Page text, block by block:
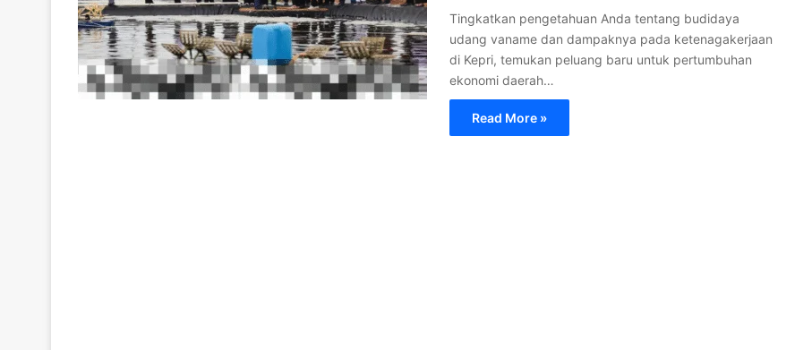
Tingkatkan pengetahuan Anda tentang budidaya
udang vaname dan dampaknya pada ketenagakerjaan
di Kepri, temukan peluang baru untuk pertumbuhan
ekonomi daerah…
Read More »